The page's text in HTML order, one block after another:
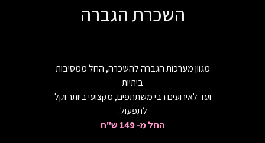
השכרת הגברה
מגוון מערכות הגברה להשכרה, החל ממסיבות
ביתיות
ועד לאירועים רבי משתתפים, מקצועי ביותר וקל
לתפעול.
החל מ- 149 ש"ח